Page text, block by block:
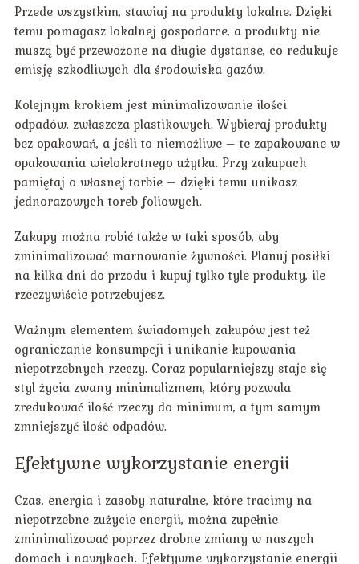
Przede wszystkim, stawiaj na produkty lokalne. Dzięki
temu pomagasz lokalnej gospodarce, a produkty nie
muszą być przewożone na długie dystanse, co redukuje
emisję szkodliwych dla środowiska gazów.
Kolejnym krokiem jest minimalizowanie ilości
odpadów, zwłaszcza plastikowych. Wybieraj produkty
bez opakowań, a jeśli to niemożliwe – te zapakowane w
opakowania wielokrotnego użytku. Przy zakupach
pamiętaj o własnej torbie – dzięki temu unikasz
jednorazowych toreb foliowych.
Zakupy można robić także w taki sposób, aby
zminimalizować marnowanie żywności. Planuj posiłki
na kilka dni do przodu i kupuj tylko tyle produkty, ile
rzeczywiście potrzebujesz.
Ważnym elementem świadomych zakupów jest też
ograniczanie konsumpcji i unikanie kupowania
niepotrzebnych rzeczy. Coraz popularniejszy staje się
styl życia zwany minimalizmem, który pozwala
zredukować ilość rzeczy do minimum, a tym samym
zmniejszyć ilość odpadów.
Efektywne wykorzystanie energii
Czas, energia i zasoby naturalne, które tracimy na
niepotrzebne zużycie energii, można zupełnie
zminimalizować poprzez drobne zmiany w naszych
domach i nawykach. Efektywne wykorzystanie energii